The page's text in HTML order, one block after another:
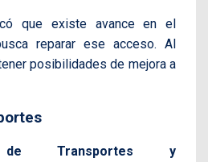
que existe avance en el
reparar ese acceso. Al
posibilidades de mejora a
Transportes y